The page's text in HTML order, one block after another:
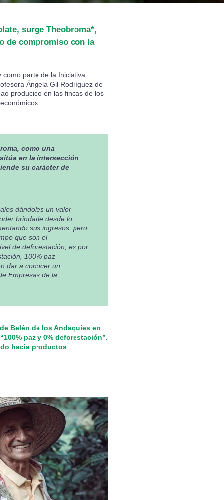
surge Theobroma*,
de compromiso con la
como parte de la Iniciativa
Ángela Gil Rodríguez de
producido en las fincas de los
como una
en la intersección
su carácter de
dándoles un valor
brindarle desde lo
sus ingresos, pero
que son el
de deforestación, es por
100% paz
dar a conocer un
Empresas de la
Belén de los Andaquíes en
paz y 0% deforestación”.
hacia productos